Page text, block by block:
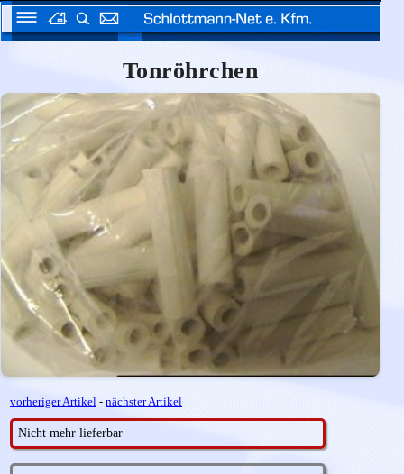
Tonröhrchen
vorheriger Artikel - nächster Artikel
Nicht mehr lieferbar